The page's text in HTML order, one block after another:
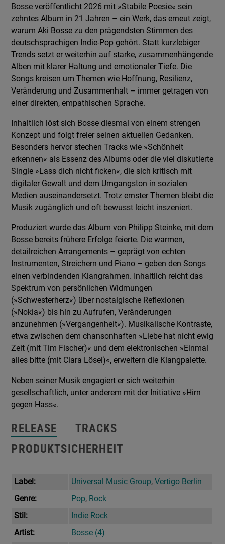
Bosse veröffentlicht 2026 mit »Stabile Poesie« sein
zehntes Album in 21 Jahren – ein Werk, das erneut zeigt,
warum Aki Bosse zu den prägendsten Stimmen des
deutschsprachigen Indie-Pop gehört. Statt kurzlebiger
Trends setzt er weiterhin auf starke, zusammenhängende
Alben mit klarer Haltung und emotionaler Tiefe. Die
Songs kreisen um Themen wie Hoffnung, Resilienz,
Veränderung und Zusammenhalt – immer getragen von
einer direkten, empathischen Sprache.
Inhaltlich löst sich Bosse diesmal von einem strengen
Konzept und folgt freier seinen aktuellen Gedanken.
Besonders hervor stechen Tracks wie »Schönheit
erkennen« als Essenz des Albums oder die viel diskutierte
Single »Lass dich nicht ficken«, die sich kritisch mit
digitaler Gewalt und dem Umgangston in sozialen
Medien auseinandersetzt. Trotz ernster Themen bleibt die
Musik zugänglich und oft bewusst leicht inszeniert.
Produziert wurde das Album von Philipp Steinke, mit dem
Bosse bereits frühere Erfolge feierte. Die warmen,
detailreichen Arrangements – geprägt von echten
Instrumenten, Streichern und Piano – geben den Songs
einen verbindenden Klangrahmen. Inhaltlich reicht das
Spektrum von persönlichen Widmungen
(»Schwesterherz«) über nostalgische Reflexionen
(»Nokia«) bis hin zu Aufrufen, Veränderungen
anzunehmen (»Vergangenheit«). Musikalische Kontraste,
etwa zwischen dem chansonhaften »Liebe hat nicht ewig
Zeit (mit Tim Fischer)« und dem elektronischen »Einmal
alles bitte (mit Clara Lösel)«, erweitern die Klangpalette.
Neben seiner Musik engagiert er sich weiterhin
gesellschaftlich, unter anderem mit der Initiative »Hirn
gegen Hass«.
RELEASE
TRACKS
PRODUKTSICHERHEIT
Label: Universal Music Group, Vertigo Berlin
Genre:
Pop, Rock
Stil:
Indie Rock
Artist:
Bosse (4)